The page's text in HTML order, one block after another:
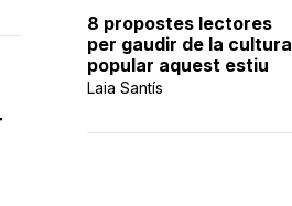
8 propostes lectores
per gaudir de la cultura
popular aquest estiu
Laia Santís